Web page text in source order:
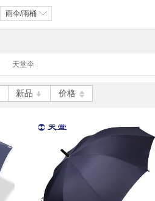
0.7mm 黑色
￥12.00
得力 S08-A 子弹头中性笔0.
5mm-黑色
立即抢购
得力 Z7502 木尚复印纸 A4
雨伞/雨桶
天堂伞
新品 价格